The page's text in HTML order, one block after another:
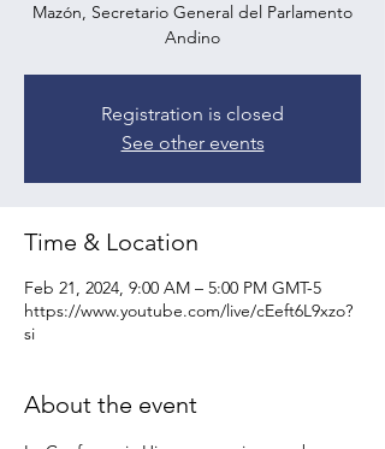
Mazón, Secretario General del Parlamento
Andino
Registration is closed
See other events
Time & Location
Feb 21, 2024, 9:00 AM – 5:00 PM GMT-5
https://www.youtube.com/live/cEeft6L9xzo?
si
About the event